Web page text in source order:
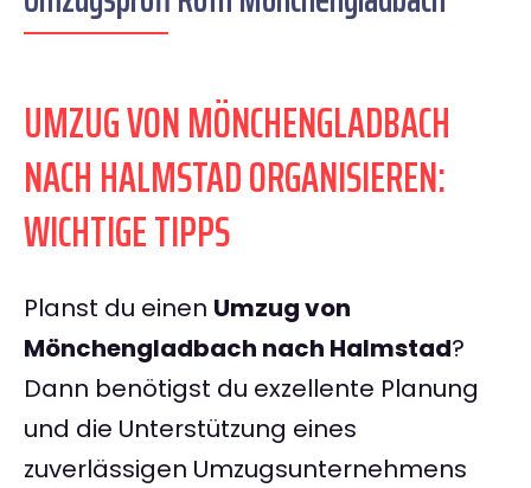
UMZUG VON MÖNCHENGLADBACH
NACH HALMSTAD ORGANISIEREN:
WICHTIGE TIPPS
Planst du einen Umzug von
Mönchengladbach nach Halmstad?
Dann benötigst du exzellente Planung
und die Unterstützung eines
zuverlässigen Umzugsunternehmens